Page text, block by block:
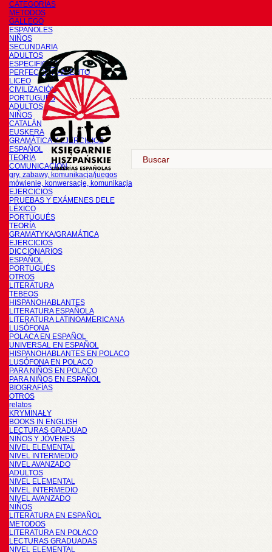
CATEGORÍAS
METODOS
GALLEGO
ESPAÑOLES
NIÑOS
SECUNDARIA
ADULTOS
ESPECIFICOS
PERFECCIONAMIENTO
LICEO
CIVILIZACIÓN
PORTUGUÉS
ADULTOS
NIÑOS
CATALÁN
EUSKERA
GRAMÁTICA Y EJERCICIOS
ESPAÑOL
TEORÍA
COMUNICACIÓN
gry, zabawy, komunikacja/juegos
mówienie, konwersacje, komunikacja
EJERCICIOS
PRUEBAS Y EXÁMENES DELE
LÉXICO
PORTUGUÉS
TEORÍA
GRAMATYKA/GRAMÁTICA
EJERCICIOS
DICCIONARIOS
ESPAÑOL
PORTUGUÉS
OTROS
LITERATURA
TEBEOS
HISPANOHABLANTES
LITERATURA ESPAÑOLA
LITERATURA LATINOAMERICANA
LUSÓFONA
POLACA EN ESPAÑOL
UNIVERSAL EN ESPAÑOL
HISPANOHABLANTES EN POLACO
LUSÓFONA EN POLACO
PARA NIÑOS EN POLACO
PARA NIÑOS EN ESPAÑOL
BIOGRAFÍAS
OTROS
relatos
KRYMINAŁY
BOOKS IN ENGLISH
LECTURAS GRADUAD
NIÑOS Y JÓVENES
NIVEL ELEMENTAL
NIVEL INTERMEDIO
NIVEL AVANZADO
ADULTOS
NIVEL ELEMENTAL
NIVEL INTERMEDIO
NIVEL AVANZADO
NIÑOS
LITERATURA EN ESPAÑOL
METODOS
LITERATURA EN POLACO
LECTURAS GRADUADAS
NIVEL ELEMENTAL